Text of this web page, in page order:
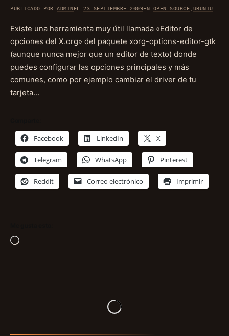
PUBLICADO PORADMINEL23 SEPTIEMBRE 2009EN OPEN SOURCE UBUNTU
Existe una herramienta muy útil llamada «Editor de
opciones del X.org» del paquete xorg-options-editor-gtk
(aunque nunca mejor que un editor de texto) donde
puedes configurar las opciones principales y más
comunes, como por ejemplo cambiar el driver de tu
tarjeta…
Facebook LinkedIn X
Telegram WhatsApp Pinterest
Reddit Correo electrónico Imprimir
Cargando...